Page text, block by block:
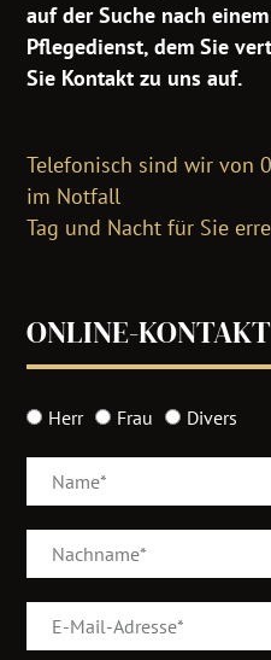
auf der Suche nach
Pflegedienst, dem Sie
Sie Kontakt zu uns auf.
Telefonisch sind wir von
im Notfall
Tag und Nacht für Sie
ONLINE-KONTAKT
Herr Frau Divers